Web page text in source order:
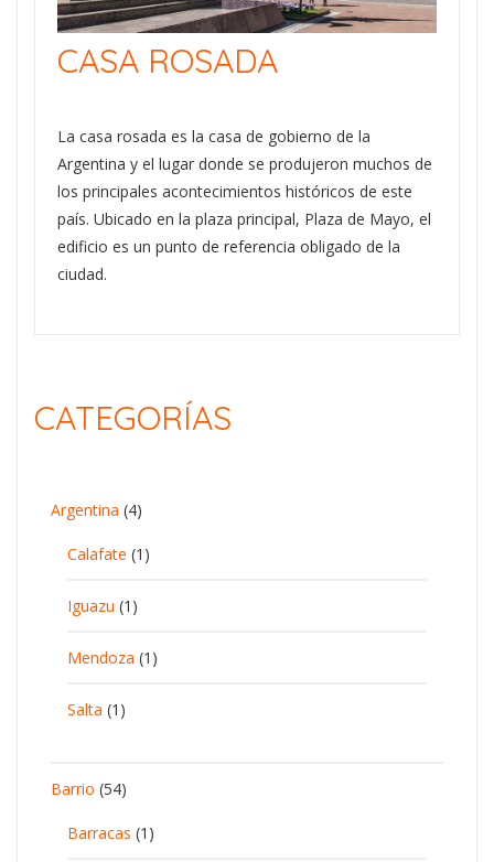
CASA ROSADA
La casa rosada es la casa de gobierno de la
Argentina y el lugar donde se produjeron muchos de
los principales acontecimientos históricos de este
país. Ubicado en la plaza principal, Plaza de Mayo, el
edificio es un punto de referencia obligado de la
ciudad.
CATEGORÍAS
Argentina (4)
Calafate (1)
Iguazu (1)
Mendoza (1)
Salta (1)
Barrio (54)
Barracas (1)